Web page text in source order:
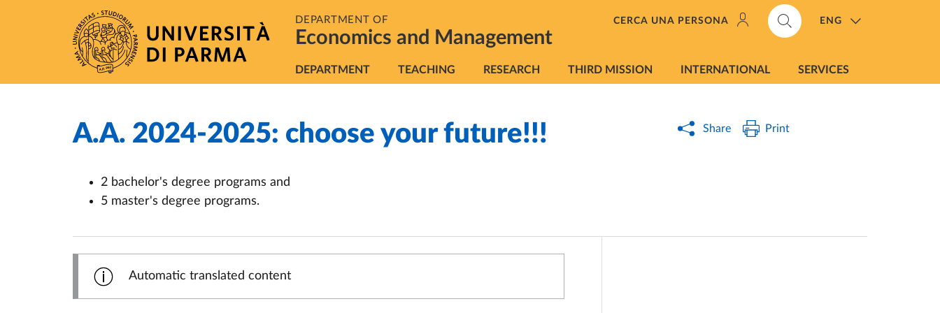
Skip to main content DEPARTMENT OF
Economics and Management
CERCA UNA PERSONA ENG
Navigazione principale
DEPARTMENT TEACHING RESEARCH THIRD MISSION INTERNATIONAL SERVICES
Home /
A.A. 2024-2025: choose your future!!!
2 bachelor's degree programs and
5 master's degree programs.
Share Print
Automatic translated content